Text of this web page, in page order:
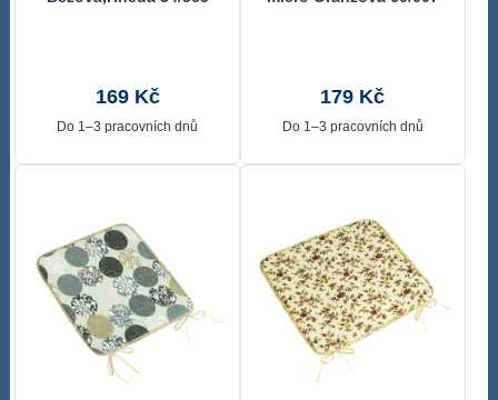
169 Kč
Do 1–3 pracovních dnů
179 Kč
Do 1–3 pracovních dnů